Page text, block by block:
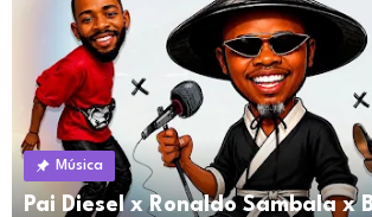
Música
Pai Diesel x Ronaldo Sambala x